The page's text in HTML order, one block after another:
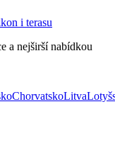
i terasu
a nejširší nabídkou
ChorvatskoLitva